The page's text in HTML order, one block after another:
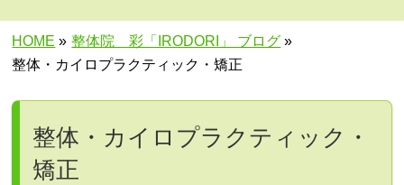
HOME » 整体院 彩「IRODORI」 ブログ »
整体・カイロプラクティック・矯正
整体・カイロプラクティック・
矯正